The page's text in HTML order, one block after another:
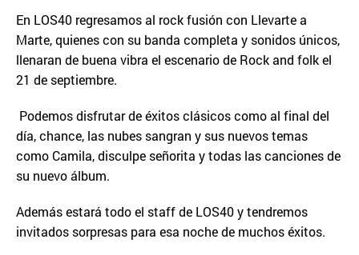
En LOS40 regresamos al rock fusión con Llevarte a
Marte, quienes con su banda completa y sonidos únicos,
llenaran de buena vibra el escenario de Rock and folk el
21 de septiembre.
Podemos disfrutar de éxitos clásicos como al final del
día, chance, las nubes sangran y sus nuevos temas
como Camila, disculpe señorita y todas las canciones de
su nuevo álbum.
Además estará todo el staff de LOS40 y tendremos
invitados sorpresas para esa noche de muchos éxitos.